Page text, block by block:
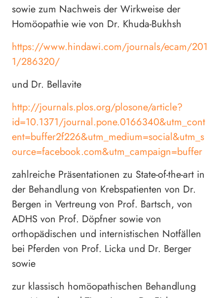
sowie zum Nachweis der Wirkweise der
Homöopathie wie von Dr. Khuda-Bukhsh
https://www.hindawi.com/journals/ecam/201
1/286320/
und Dr. Bellavite
http://journals.plos.org/plosone/article?
id=10.1371/journal.pone.0166340&utm_cont
ent=buffer2f226&utm_medium=social&utm_s
ource=facebook.com&utm_campaign=buffer
zahlreiche Präsentationen zu State-of-the-art in
der Behandlung von Krebspatienten von Dr.
Bergen in Vertreung von Prof. Bartsch, von
ADHS von Prof. Döpfner sowie von
orthopädischen und internistischen Notfällen
bei Pferden von Prof. Licka und Dr. Berger
sowie
zur klassisch homöopathischen Behandlung